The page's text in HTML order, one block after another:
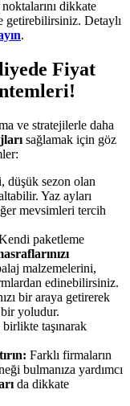
dikkate
getirebilirsiniz. Detaylı
.
Fiyat
ve stratejilerle daha
sağlamak için göz
düşük sezon olan
Yaz ayları
mevsimleri tercih
paketleme
malzemelerini,
edinebilirsiniz.
bir araya getirerek
yoludur.
birlikte taşınarak
Farklı firmaların
bulmanıza yardımcı
da dikkate